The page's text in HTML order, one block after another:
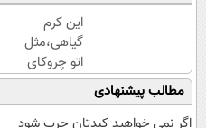
اسپیرولینا50%تخفیف
این کرم
گیاهی،مثل
اتو چروکای
پوستتوصاف
میکنه!50%تخفیف
مطالب پیشنهادی